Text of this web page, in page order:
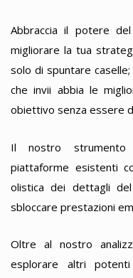
Abbraccia il potere
migliorare la tua
solo di spuntare
che invii abbia le
obiettivo senza essere
Il nostro
piattaforme esistenti
olistica dei dettagli
sbloccare prestazioni
Oltre al nostro
esplorare altri